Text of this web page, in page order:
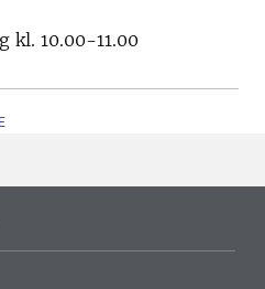
kl. 10.00-11.00